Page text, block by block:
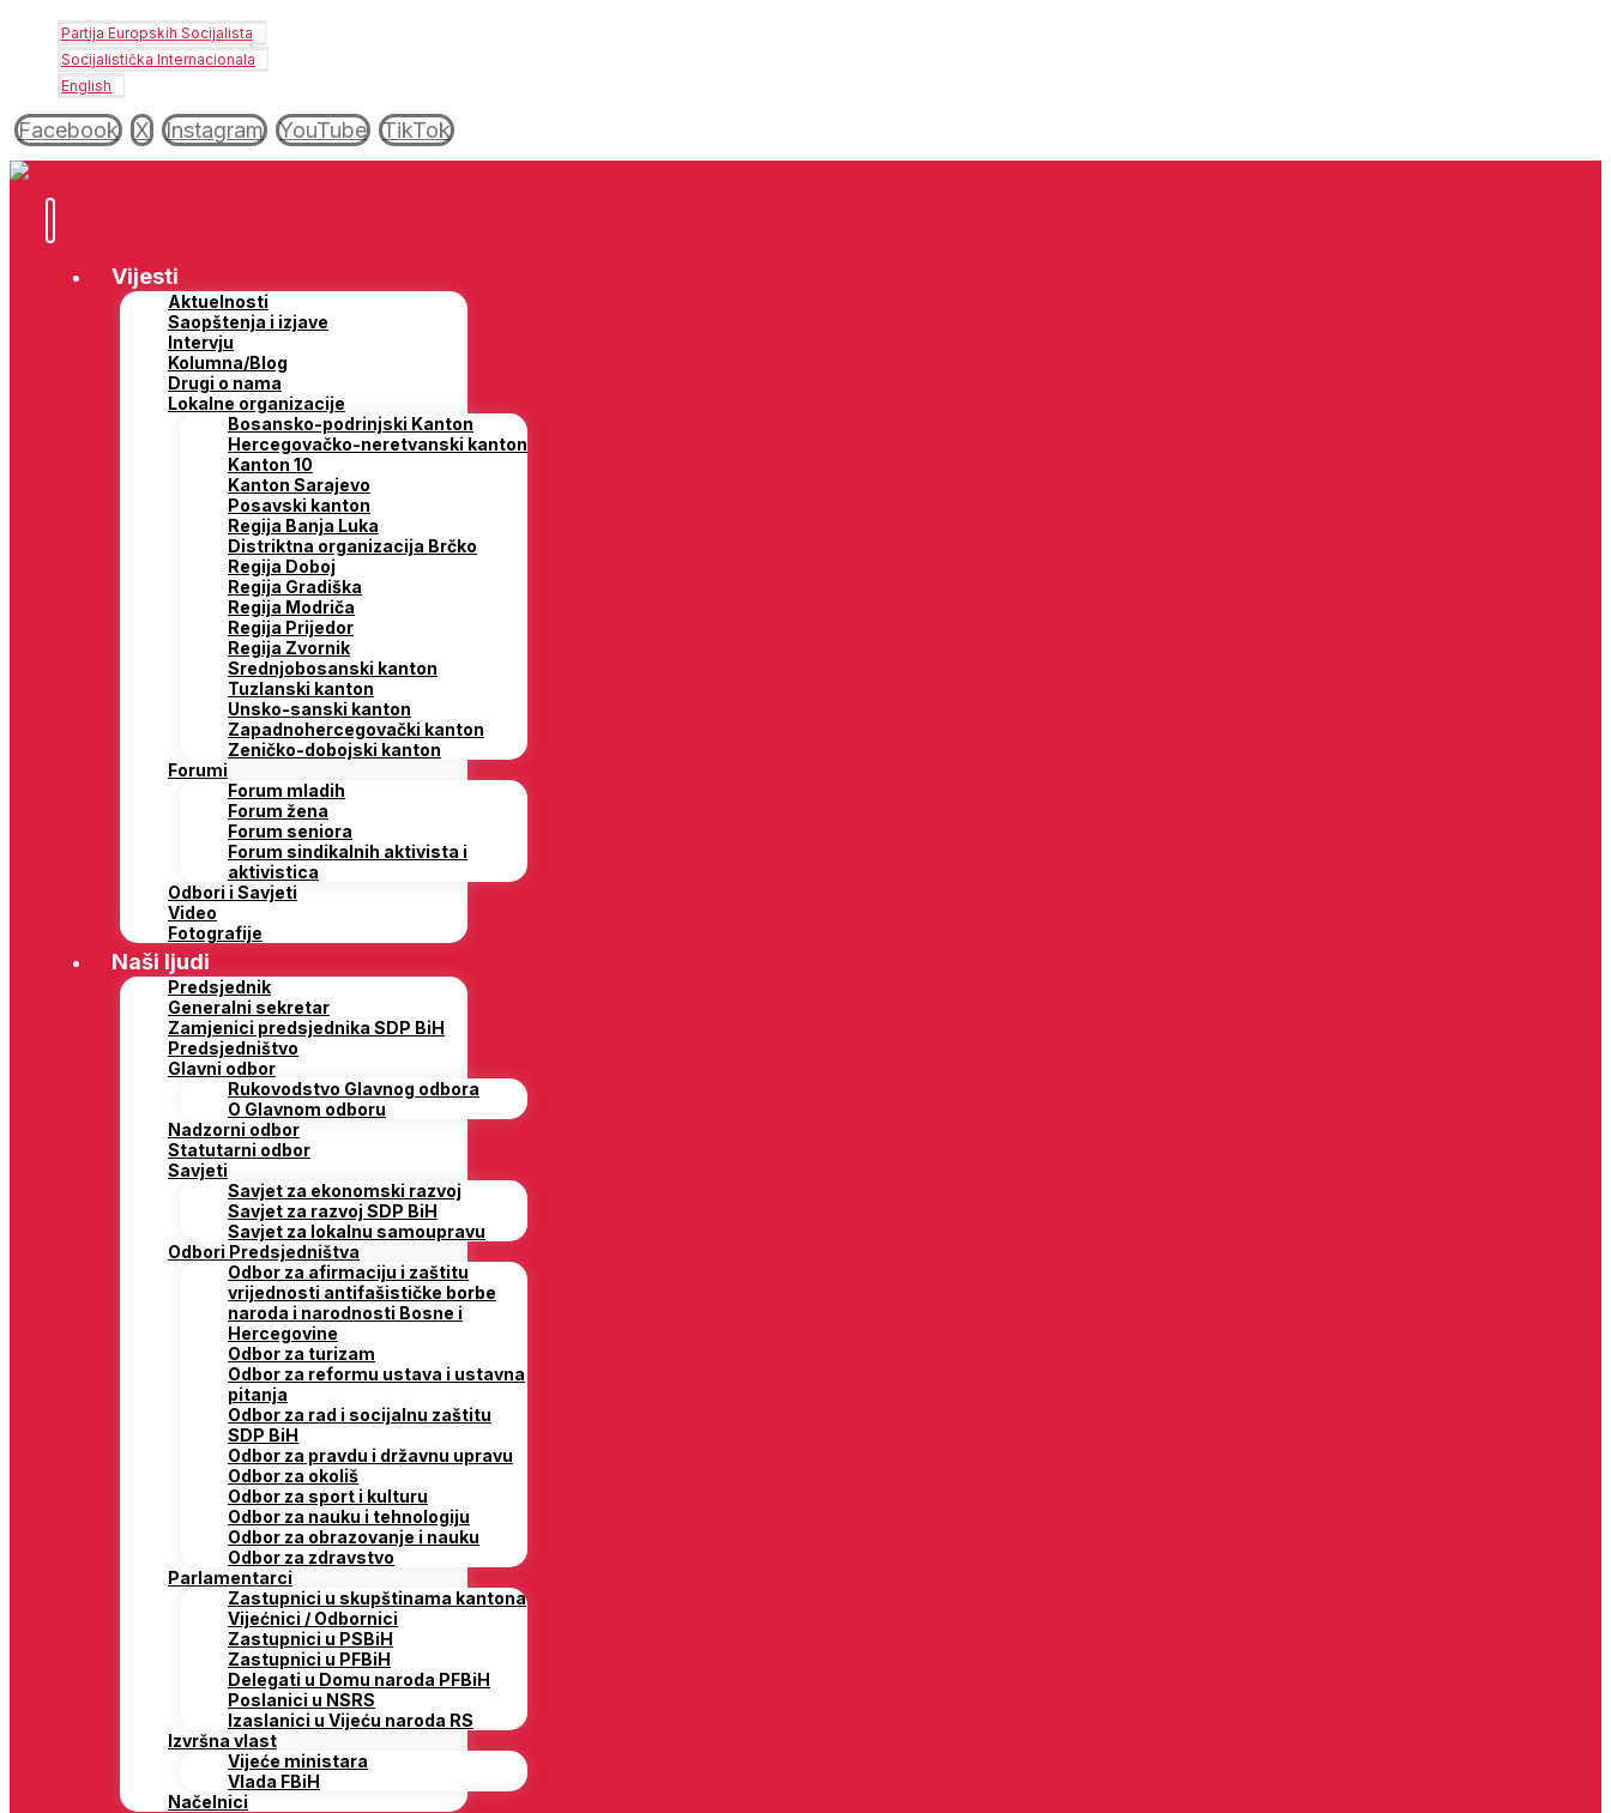
Partija Europskih Socijalista
Socijalistička Internacionala
English
Facebook X Instagram YouTube TikTok
Vijesti
Aktuelnosti
Saopštenja i izjave
Intervju
Kolumna/Blog
Drugi o nama
Lokalne organizacije
Bosansko-podrinjski Kanton
Hercegovačko-neretvanski kanton
Kanton 10
Kanton Sarajevo
Posavski kanton
Regija Banja Luka
Distriktna organizacija Brčko
Regija Doboj
Regija Gradiška
Regija Modriča
Regija Prijedor
Regija Zvornik
Srednjobosanski kanton
Tuzlanski kanton
Unsko-sanski kanton
Zapadnohercegovački kanton
Zeničko-dobojski kanton
Forumi
Forum mladih
Forum žena
Forum seniora
Forum sindikalnih aktivista i
aktivistica
Odbori i Savjeti
Video
Fotografije
Naši ljudi
Predsjednik
Generalni sekretar
Zamjenici predsjednika SDP BiH
Predsjedništvo
Glavni odbor
Rukovodstvo Glavnog odbora
O Glavnom odboru
Nadzorni odbor
Statutarni odbor
Savjeti
Savjet za ekonomski razvoj
Savjet za razvoj SDP BiH
Savjet za lokalnu samoupravu
Odbori Predsjedništva
Odbor za afirmaciju i zaštitu
vrijednosti antifašističke borbe
naroda i narodnosti Bosne i
Hercegovine
Odbor za turizam
Odbor za reformu ustava i ustavna
pitanja
Odbor za rad i socijalnu zaštitu
SDP BiH
Odbor za pravdu i državnu upravu
Odbor za okoliš
Odbor za sport i kulturu
Odbor za nauku i tehnologiju
Odbor za obrazovanje i nauku
Odbor za zdravstvo
Parlamentarci
Zastupnici u skupštinama kantona
Vijećnici / Odbornici
Zastupnici u PSBiH
Zastupnici u PFBiH
Delegati u Domu naroda PFBiH
Poslanici u NSRS
Izaslanici u Vijeću naroda RS
Izvršna vlast
Vijeće ministara
Vlada FBiH
Načelnici